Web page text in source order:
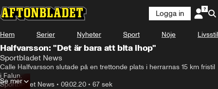
Logga in
Hem Serier Nyheter Sport Nöje Livsstil
Halfvarsson: "Det är bara att bita ihop"
Sportbladet News
Calle Halfvarsson slutade på en trettonde plats i herrarnas 15 km fristil
i Falun.
Sportbladet News • 09.02.20 • 67 sek
Se mer